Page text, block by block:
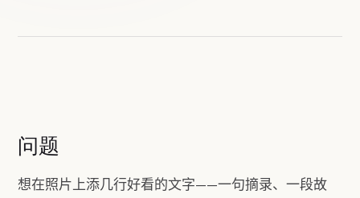
问题
想在照片上添几行好看的文字——一句摘录、一段故